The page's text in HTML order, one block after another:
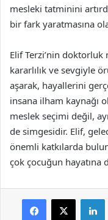
mesleki tatminini
bir fark yaratmasına
Elif Terzi’nin doktorluk
kararlılık ve sevgiyle
aşarak, hayallerini
insana ilham kaynağı
meslek seçimi değil,
de simgesidir. Elif,
önemli katkılarda
çok çocuğun hayatına
Facebook
X